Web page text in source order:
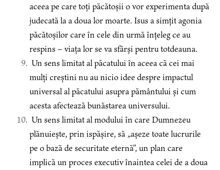
aceea pe care toți păcătoșii o vor experimenta după
judecată la a doua lor moarte. Isus a simțit agonia
păcătoșilor care în cele din urmă înțeleg ce au
respins – viața lor se va sfârși pentru totdeauna.
Un sens limitat al păcatului în aceea că cei mai
mulți creștini nu au nicio idee despre impactul
universal al păcatului asupra pământului și cum
acesta afectează bunăstarea universului.
Un sens limitat al modului în care Dumnezeu
plănuiește, prin ispășire, să „așeze toate lucrurile
pe o bază de securitate eternă”, un plan care
implică un proces executiv înaintea celei de a doua